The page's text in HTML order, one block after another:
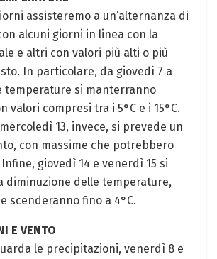
assisteremo a un’alternanza di
alcuni giorni in linea con la
e altri con valori più alti o più
In particolare, da giovedì 7 a
temperature si manterranno
valori compresi tra i 5°C e i 15°C.
13, invece, si prevede un
con massime che potrebbero
giovedì 14 e venerdì 15 si
diminuzione delle temperature,
scenderanno fino a 4°C.
E VENTO
le precipitazioni, venerdì 8 e